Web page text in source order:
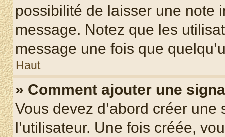
possibilité de laisser une note
message. Notez que les
message une fois que
Haut
» Comment ajouter une
Vous devez d’abord créer
l’utilisateur. Une fois créée,